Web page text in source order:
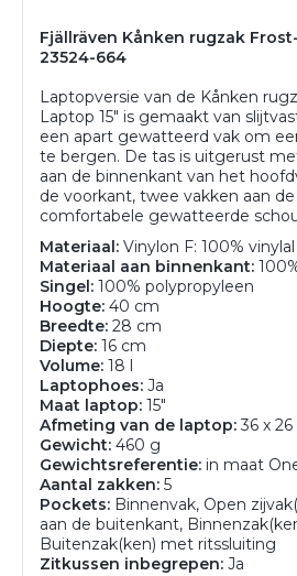
Fjällräven Kånken rugzak
23524-664
Laptopversie van de Kånken
Laptop 15" is gemaakt van
een apart gewatteerd vak om
te bergen. De tas is uitgerust
aan de binnenkant van het
de voorkant, twee vakken aan
comfortabele gewatteerde
Materiaal: Vinylon F: 100% vinylal
Materiaal aan binnenkant:
Singel: 100% polypropyleen
Hoogte: 40 cm
Breedte: 28 cm
Diepte: 16 cm
Volume: 18 l
Laptophoes: Ja
Maat laptop: 15"
Afmeting van de laptop:36 x
Gewicht: 460 g
Gewichtsreferentie: in maat
Aantal zakken: 5
Pockets: Binnenvak, Open
aan de buitenkant,
Buitenzak(ken) met ritssluiting
Zitkussen inbegrepen: Ja